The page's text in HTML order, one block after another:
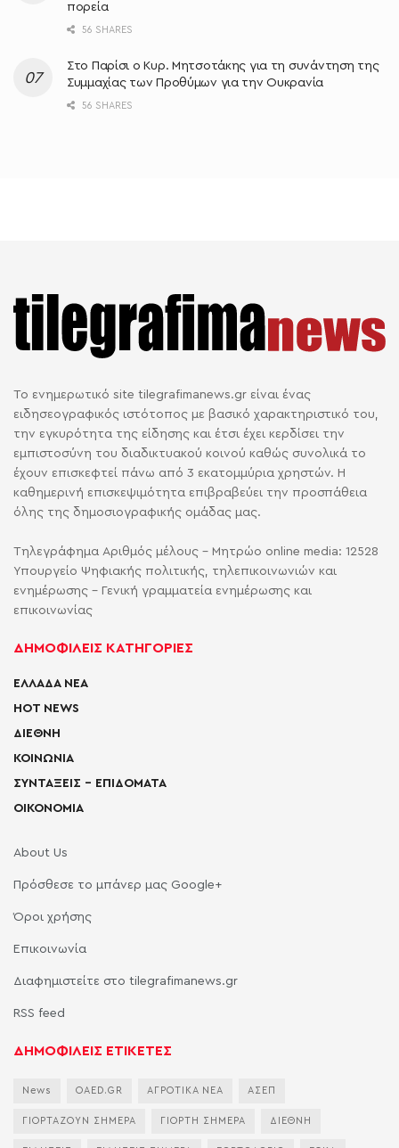
πορεία
56 SHARES
Στο Παρίσι ο Κυρ. Μητσοτάκης για τη συνάντηση της
Συμμαχίας των Προθύμων για την Ουκρανία
56 SHARES
Το ενημερωτικό site tilegrafimanews.gr είναι ένας
ειδησεογραφικός ιστότοπος με βασικό χαρακτηριστικό του,
την εγκυρότητα της είδησης και έτσι έχει κερδίσει την
εμπιστοσύνη του διαδικτυακού κοινού καθώς συνολικά το
έχουν επισκεφτεί πάνω από 3 εκατομμύρια χρηστών. Η
καθημερινή επισκεψιμότητα επιβραβεύει την προσπάθεια
όλης της δημοσιογραφικής ομάδας μας.
Τηλεγράφημα Αριθμός μέλους - Μητρώο online media: 12528
Υπουργείο Ψηφιακής πολιτικής, τηλεπικοινωνιών και
ενημέρωσης - Γενική γραμματεία ενημέρωσης και
επικοινωνίας
ΔΗΜΟΦΙΛΕΙΣ ΚΑΤΗΓΟΡΙΕΣ
ΕΛΛΑΔΑ ΝΕΑ
HOT NEWS
ΔΙΕΘΝΗ
ΚΟΙΝΩΝΙΑ
ΣΥΝΤΑΞΕΙΣ – ΕΠΙΔΟΜΑΤΑ
ΟΙΚΟΝΟΜΙΑ
About Us
Πρόσθεσε το μπάνερ μας Google+
Όροι χρήσης
Επικοινωνία
Διαφημιστείτε στο tilegrafimanews.gr
RSS feed
ΔΗΜΟΦΙΛΕΙΣ ΕΤΙΚΕΤΕΣ
News OAED.GR ΑΓΡΟΤΙΚΑ ΝΕΑ ΑΣΕΠ
ΓΙΟΡΤΑΖΟΥΝ ΣΗΜΕΡΑ ΓΙΟΡΤΗ ΣΗΜΕΡΑ ΔΙΕΘΝΗ